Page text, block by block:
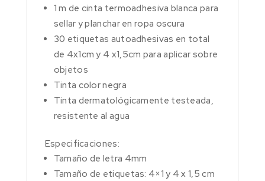
1 m de cinta termoadhesiva blanca para
sellar y planchar en ropa oscura
30 etiquetas autoadhesivas en total
de 4x1cm y 4 x1,5cm para aplicar sobre
objetos
Tinta color negra
Tinta dermatológicamente testeada,
resistente al agua
Especificaciones:
Tamaño de letra 4mm
Tamaño de etiquetas: 4×1 y 4 x 1,5 cm